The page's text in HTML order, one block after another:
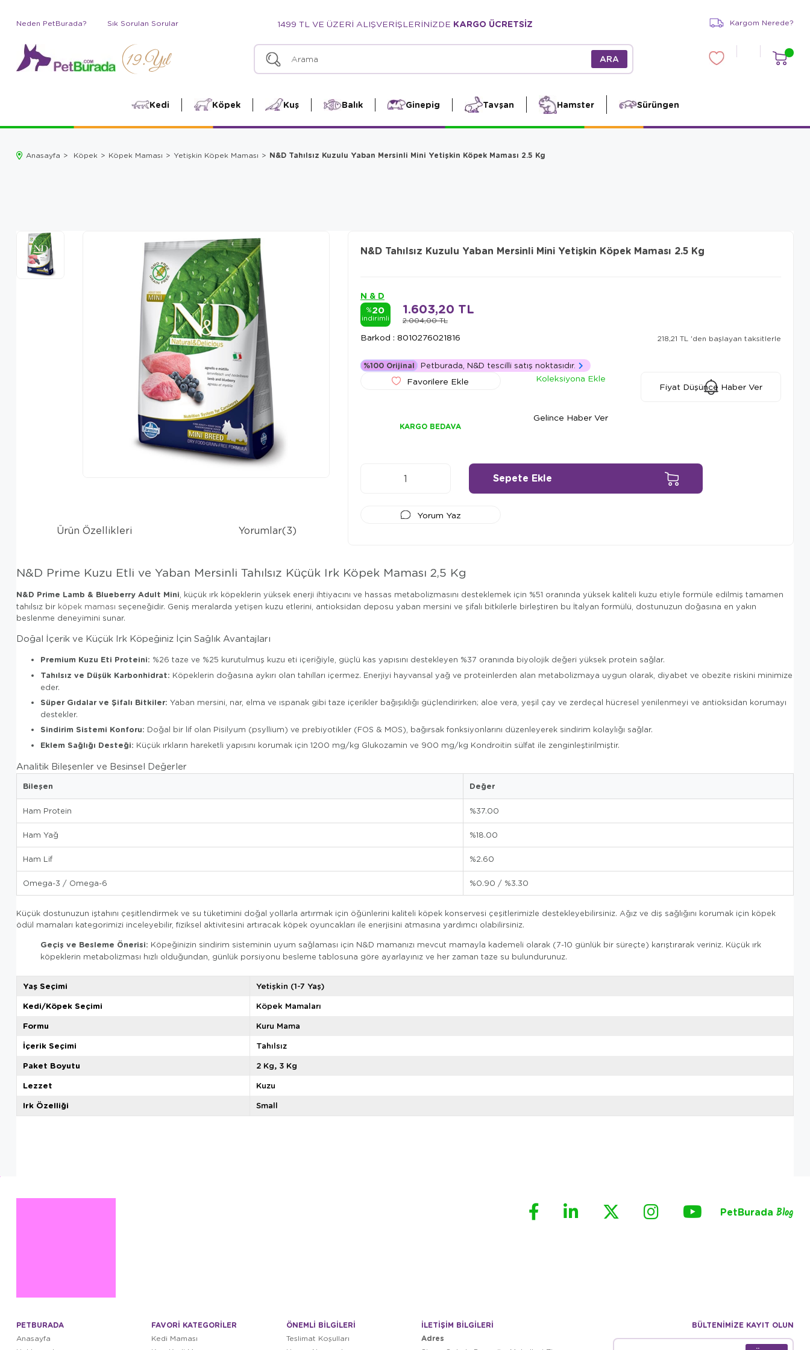
Neden PetBurada? Sık Sorulan Sorular 1499 TL VE ÜZERİ ALIŞVERİŞLERİNİZDE KARGO ÜCRETSİZ Kargom Nerede?
Kedi Köpek Kuş Balık Ginepig Tavşan Hamster Sürüngen
Anasayfa Köpek Köpek Maması Yetişkin Köpek Maması N&D Tahılsız Kuzulu Yaban Mersinli Mini Yetişkin Köpek Maması 2.5 Kg
N&D Tahılsız Kuzulu Yaban Mersinli Mini Yetişkin Köpek Maması 2.5 Kg
N & D
%20
indirimli 2.004,00 TL
1.603,20 TL
Barkod : 8010276021816 218,21 TL 'den başlayan taksitlerle
%100 Orijinal Petburada, N&D tescilli satış noktasıdır.
Favorilere Ekle
Koleksiyona Ekle
Fiyat Düşünce Haber Ver
KARGO BEDAVA
Gelince Haber Ver
Yorum Yaz
Ürün Özellikleri Yorumlar(3)
N&D Prime Kuzu Etli ve Yaban Mersinli Tahılsız Küçük Irk Köpek Maması 2,5 Kg
N&D Prime Lamb & Blueberry Adult Mini, küçük ırk köpeklerin yüksek enerji ihtiyacını ve hassas metabolizmasını desteklemek için %51 oranında yüksek kaliteli kuzu etiyle formüle edilmiş tamamen
tahılsız bir köpek maması seçeneğidir. Geniş meralarda yetişen kuzu etlerini, antioksidan deposu yaban mersini ve şifalı bitkilerle birleştiren bu İtalyan formülü, dostunuzun doğasına en yakın
beslenme deneyimini sunar.
Doğal İçerik ve Küçük Irk Köpeğiniz İçin Sağlık Avantajları
Premium Kuzu Eti Proteini: %26 taze ve %25 kurutulmuş kuzu eti içeriğiyle, güçlü kas yapısını destekleyen %37 oranında biyolojik değeri yüksek protein sağlar.
Tahılsız ve Düşük Karbonhidrat: Köpeklerin doğasına aykırı olan tahılları içermez. Enerjiyi hayvansal yağ ve proteinlerden alan metabolizmaya uygun olarak, diyabet ve obezite riskini minimize
eder.
Süper Gıdalar ve Şifalı Bitkiler: Yaban mersini, nar, elma ve ıspanak gibi taze içerikler bağışıklığı güçlendirirken; aloe vera, yeşil çay ve zerdeçal hücresel yenilenmeyi ve antioksidan korumayı
destekler.
Sindirim Sistemi Konforu: Doğal bir lif olan Pisilyum (psyllium) ve prebiyotikler (FOS & MOS), bağırsak fonksiyonlarını düzenleyerek sindirim kolaylığı sağlar.
Eklem Sağlığı Desteği: Küçük ırkların hareketli yapısını korumak için 1200 mg/kg Glukozamin ve 900 mg/kg Kondroitin sülfat ile zenginleştirilmiştir.
Analitik Bileşenler ve Besinsel Değerler
Bileşen Değer
Ham Protein %37.00
Ham Yağ %18.00
Ham Lif %2.60
Omega-3 / Omega-6 %0.90 / %3.30
Küçük dostunuzun iştahını çeşitlendirmek ve su tüketimini doğal yollarla artırmak için öğünlerini kaliteli köpek konservesi çeşitlerimizle destekleyebilirsiniz. Ağız ve diş sağlığını korumak için köpek
ödül mamaları kategorimizi inceleyebilir, fiziksel aktivitesini artıracak köpek oyuncakları ile enerjisini atmasına yardımcı olabilirsiniz.
Geçiş ve Besleme Önerisi: Köpeğinizin sindirim sisteminin uyum sağlaması için N&D mamanızı mevcut mamayla kademeli olarak (7-10 günlük bir süreçte) karıştırarak veriniz. Küçük ırk
köpeklerin metabolizması hızlı olduğundan, günlük porsiyonu besleme tablosuna göre ayarlayınız ve her zaman taze su bulundurunuz.
Yaş Seçimi
Yetişkin (1-7 Yaş)
Kedi/Köpek Seçimi
Köpek Mamaları
Formu
Kuru Mama
İçerik Seçimi
Tahılsız
Paket Boyutu
2 Kg 3 Kg
Lezzet
Kuzu
Irk Özelliği
Small
PetBurada Blog
PETBURADA
Anasayfa
FAVORİ KATEGORİLER
Kedi Maması
ÖNEMLİ BİLGİLERİ
Teslimat Koşulları
İLETİŞİM BİLGİLERİ
Adres
BÜLTENİMİZE KAYIT OLUN